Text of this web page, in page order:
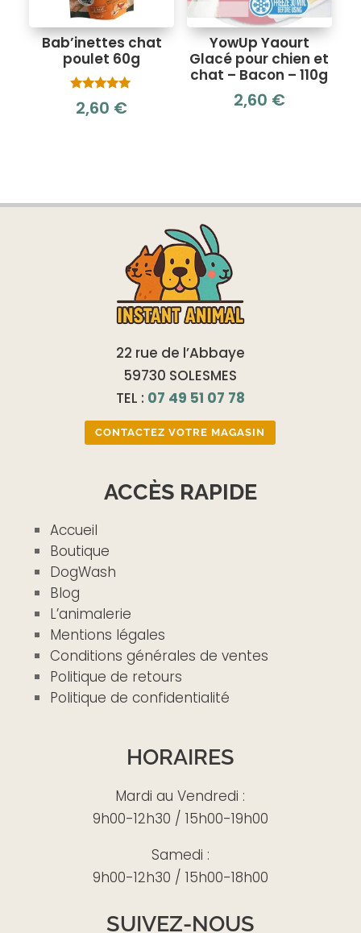
Bab’inettes chat
poulet 60g
Note
5.00
2,60 €
YowUp Yaourt
Glacé pour chien et
chat – Bacon – 110g
2,60 €
22 rue de l’Abbaye
59730 SOLESMES
TEL : 07 49 51 07 78
CONTACTEZ VOTRE MAGASIN
ACCÈS RAPIDE
Accueil
Boutique
DogWash
Blog
L’animalerie
Mentions légales
Conditions générales de ventes
Politique de retours
Politique de confidentialité
HORAIRES
Mardi au Vendredi :
9h00-12h30 / 15h00-19h00
Samedi :
9h00-12h30 / 15h00-18h00
SUIVEZ-NOUS